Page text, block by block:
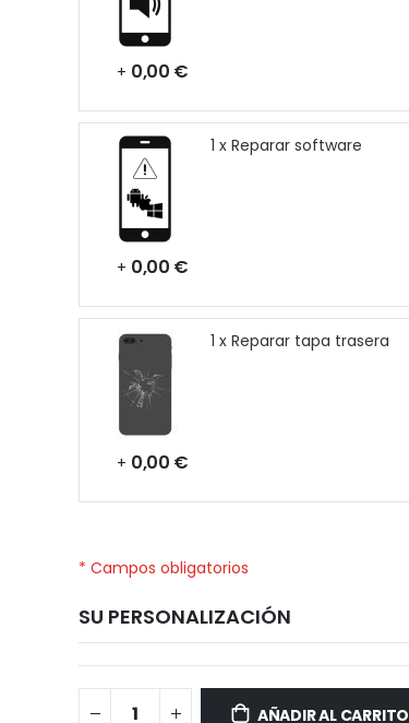
+ 0,00 €
1 x Reparar software
+ 0,00 €
1 x Reparar tapa trasera
+ 0,00 €
* Campos obligatorios
SU PERSONALIZACIÓN
Aquaris
AÑADIR AL CARRITO